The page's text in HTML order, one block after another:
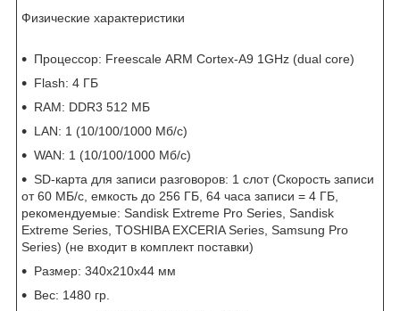
Физические характеристики
Процессор: Freescale ARM Cortex-A9 1GHz (dual core)
Flash: 4 ГБ
RAM: DDR3 512 МБ
LAN: 1 (10/100/1000 Мб/с)
WAN: 1 (10/100/1000 Мб/с)
SD-карта для записи разговоров: 1 слот (Скорость записи
от 60 МБ/с, емкость до 256 ГБ, 64 часа записи = 4 ГБ,
рекомендуемые: Sandisk Extreme Pro Series, Sandisk
Extreme Series, TOSHIBA EXCERIA Series, Samsung Pro
Series) (не входит в комплект поставки)
Размер: 340х210х44 мм
Вес: 1480 гр.